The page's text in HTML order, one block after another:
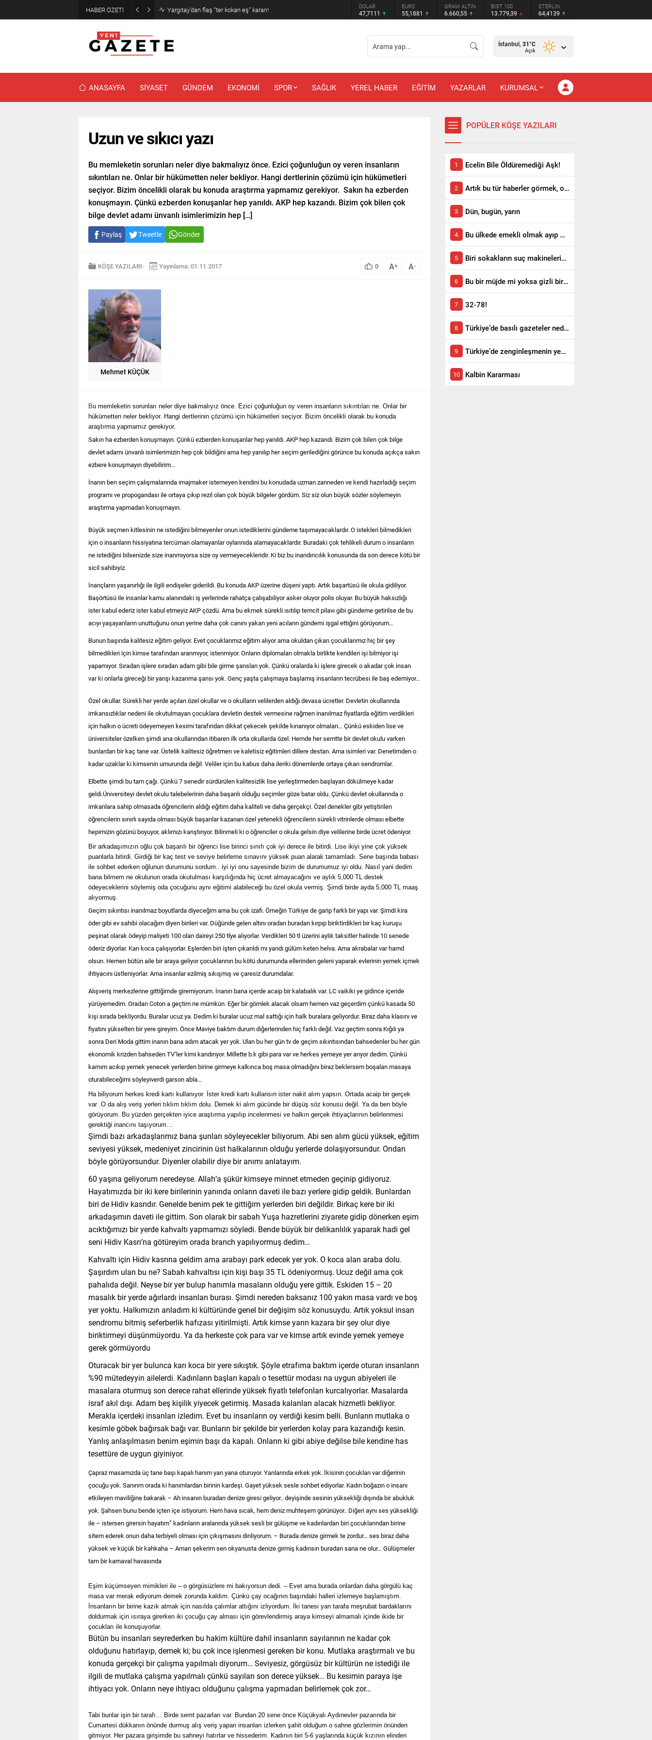
HABER ÖZETİ Narin cinayetinde amcadan olay mektup! DOLAR
47,7111
EURO
55,1881
GRAM ALTIN
6.660,55
BIST 100
13.779,39
STERLİN
64,4139
İstanbul, 31°C
Açık
ANASAYFA SİYASET GÜNDEM EKONOMİ SPOR SAĞLIK YEREL HABER EĞİTİM YAZARLAR KURUMSAL
Uzun ve sıkıcı yazı
Bu memleketin sorunları neler diye bakmalıyız önce. Ezici çoğunluğun oy veren insanların
sıkıntıları ne. Onlar bir hükümetten neler bekliyor. Hangi dertlerinin çözümü için hükümetleri
seçiyor. Bizim öncelikli olarak bu konuda araştırma yapmamız gerekiyor. Sakın ha ezberden
konuşmayın. Çünkü ezberden konuşanlar hep yanıldı. AKP hep kazandı. Bizim çok bilen çok
bilge devlet adamı ünvanlı isimlerimizin hep […]
Paylaş Tweetle Gönder
KÖŞE YAZILARI Yayınlama: 01.11.2017 0 A+ A-
Mehmet KÜÇÜK
Bu memleketin sorunları neler diye bakmalıyız önce. Ezici çoğunluğun oy veren insanların sıkıntıları ne. Onlar bir
hükümetten neler bekliyor. Hangi dertlerinin çözümü için hükümetleri seçiyor. Bizim öncelikli olarak bu konuda
araştırma yapmamız gerekiyor.
Sakın ha ezberden konuşmayın. Çünkü ezberden konuşanlar hep yanıldı. AKP hep kazandı. Bizim çok bilen çok bilge
devlet adamı ünvanlı isimlerimizin hep çok bildiğini ama hep yanılıp her seçim gerilediğini görünce bu konuda açıkça sakın
ezbere konuşmayın diyebilirim…
İnanın ben seçim çalışmalarında imajmaker istemeyen kendini bu konudada uzman zanneden ve kendi hazırladığı seçim
programı ve propogandası ile ortaya çıkıp rezil olan çok büyük bilgeler gördüm. Siz siz olun büyük sözler söylemeyin
araştırma yapmadan konuşmayın.
Büyük seçmen kitlesinin ne istediğini bilmeyenler onun istediklerini gündeme taşımayacaklardır. O istekleri bilmedikleri
için o insanların hissiyatına tercüman olamayanlar oylarınıda alamayacaklardır. Buradaki çok tehlikeli durum o insanların
ne istediğini bilsenizde size inanmıyorsa size oy vermeyecekleridir. Ki biz bu inandırıcılık konusunda da son derece kötü bir
sicil sahibiyiz.
İnançların yaşanırlığı ile ilgili endişeler giderildi. Bu konuda AKP üzerine düşeni yaptı. Artık başartüsü ile okula gidiliyor.
Başörtüsü ile insanlar kamu alanındaki iş yerlerinde rahatça çalışabiliyor asker oluyor polis oluyar. Bu büyük haksızlığı
ister kabul ederiz ister kabul etmeyiz AKP çözdü. Ama bu ekmek sürekli ısıtılıp temcit pilavı gibi gündeme getirilse de bu
acıyı yaşayanların unuttuğunu onun yerine daha çok canını yakan yeni acıların gündemi işgal ettiğini görüyorum…
Bunun başında kalitesiz eğitim geliyor. Evet çocuklarımız eğitim alıyor ama okuldan çıkan çocuklarımız hiç bir şey
bilmedikleri için kimse tarafından aranmıyor, istenmiyor. Onların diplomaları olmakla birlikte kendileri işi bilmiyor işi
yapamıyor. Sıradan işlere sıradan adam gibi bile girme şansları yok. Çünkü oralarda ki işlere girecek o akadar çok insan
var ki onlarla gireceği bir yarışı kazanma şansı yok. Genç yaşta çalışmaya başlamış insanların tecrübesi ile baş edemiyor…
Özel okullar. Sürekli her yerde açılan özel okullar ve o okulların velilerden aldığı devasa ücretler. Devletin okullarında
imkansızlıklar nedeni ile okutulmayan çocuklara devletin destek vermesine rağmen inanılmaz fiyatlarda eğitim verdikleri
için halkın o ücreti ödeyemeyen kesimi tarafından dikkat çekecek şekilde kınanıyor olmaları… Çünkü eskiden lise ve
üniversiteler özelken şimdi ana okullarından itibaren ilk orta okullarda özel. Hemde her semtte bir devlet okulu varken
bunlardan bir kaç tane var. Üstelik kalitesiz öğretmen ve kaletisiz eğitimleri dillere destan. Ama isimleri var. Denetimden o
kadar uzaklar ki kimsenin umurunda değil. Veliler için bu kabus daha ileriki dönemlerde ortaya çıkan sendromlar.
Elbette şimdi bu tam çağı. Çünkü 7 senedir sürdürülen kalitesizlik lise yerleştirmeden başlayan dökülmeye kadar
geldi.Üniversiteyi devlet okulu talebelerinin daha başarılı olduğu seçimler göze batar oldu. Çünkü devlet okullarında o
imkanlara sahip olmasada öğrencilerin aldığı eğitim daha kaliteli ve daha gerçekçi. Özel denekler gibi yetiştirilen
öğrencilerin sınırlı sayıda olması büyük başarılar kazanan özel yetenekli öğrencilerin sürekli vitrinlerde olması elbette
hepimizin gözünü boyuyor, aklımızı karıştırıyor. Bilinmeli ki o öğrenciler o okula gelsin diye velilerine birde ücret ödeniyor.
Bir arkadaşımızın oğlu çok başarılı bir öğrenci lise birinci sınıfı çok iyi derece ile bitirdi. Lise ikiyi yine çok yüksek
puanlarla bitirdi. Girdiği bir kaç test ve seviye belirleme sınavını yüksek puan alarak tamamladı. Sene başında babası
ile sohbet ederken oğlunun durumunu sordum.. iyi iyi onu sayesinde bizim de durumumuz iyi oldu. Nasıl yani dedim
bana bilmem ne okulunun orada okutulması karşılığında hiç ücret almayacağını ve aylık 5,000 TL destek
ödeyeceklerini söylemiş oda çocuğunu aynı eğitimi alabileceği bu özel okula vermiş. Şimdi birde ayda 5,000 TL maaş
alıyormuş.
Geçim sıkıntısı inanılmaz boyutlarda diyeceğim ama bu çok izafi. Örneğin Türkiye de garip farklı bir yapı var. Şimdi kira
öder gibi ev sahibi olacağım diyen birileri var. Düğünde gelen altını oradan buradan kırpıp biriktirdikleri bir kaç kuruşu
peşinat olarak ödeyip maliyeti 100 olan daireyi 250 tlye alıyorlar. Verdikleri 50 tl üzerini aylık taksitler halinde 10 senede
öderiz diyorlar. Karı koca çalışıyorlar. Eşlerden biri işten çıkarıldı mı yandı gülüm keten helva. Ama akrabalar var hamd
olsun. Hemen bütün aile bir araya geliyor çocuklarının bu kötü durumunda ellerinden geleni yaparak evlerinin yemek içmek
ihtiyacını üstleniyorlar. Ama insanlar ezilmiş sıkışmış ve çaresiz durumdalar.
Alışveriş merkezlerine gittiğimde giremiyorum. İnanın bana içerde acaip bir kalabalık var. LC vaikiki ye gidince içeride
yürüyemedim. Oradan Coton a geçtim ne mümkün. Eğer bir gömlek alacak olsam hemen vaz geçerdim çünkü kasada 50
kişi sırada bekliyordu. Buralar ucuz ya. Dedim ki buralar ucuz mal sattığı için halk buralara geliyordur. Biraz daha klasını ve
fiyatını yükselten bir yere gireyim. Önce Maviye baktım durum diğerlerinden hiç farklı değil. Vaz geçtim sonra Kığılı ya
sonra Deri Moda gittim inanın bana adım atacak yer yok. Ulan bu her gün tv de geçim sıkıntısından bahsedenler bu her gün
ekonomik krizden bahseden TV’ler kimi kandırıyor. Millette b.k gibi para var ve herkes yemeye yer arıyor dedim. Çünkü
karnım acıkıp yemek yenecek yerlerden birine girmeye kalkınca boş masa olmadığını biraz beklersem boşalan masaya
oturabileceğimi söyleyiverdi garson abla…
Ha biliyorum herkes kredi kartı kullanıyor. İster kredi kartı kullansın ister nakit alım yapsın. Ortada acaip bir gerçek
var .O da alış veriş yerleri tıklım tıklım dolu. Demek ki alım gücünde bir düşüş söz konusu değil. Ya da ben böyle
görüyorum. Bu yüzden gerçekten iyice araştırma yapılıp incelenmesi ve halkın gerçek ihtiyaçlarının belirlenmesi
gerektiği inancını taşıyorum…
Şimdi bazı arkadaşlarımız bana şunları söyleyecekler biliyorum. Abi sen alım gücü yüksek, eğitim
seviyesi yüksek, medeniyet zincirinin üst halkalarının olduğu yerlerde dolaşıyorsundur. Ondan
böyle görüyorsundur. Diyenler olabilir diye bir anımı anlatayım.
60 yaşına geliyorum neredeyse. Allah’a şükür kimseye minnet etmeden geçinip gidiyoruz.
Hayatımızda bir iki kere birilerinin yanında onların daveti ile bazı yerlere gidip geldik. Bunlardan
biri de Hidiv kasrıdır. Genelde benim pek te gittiğim yerlerden biri değildir. Birkaç kere bir iki
arkadaşımın daveti ile gittim. Son olarak bir sabah Yuşa hazretlerini ziyarete gidip dönerken eşim
acıktığımızı bir yerde kahvaltı yapmamızı söyledi. Bende büyük bir delikanlılık yaparak hadi gel
seni Hidiv Kasrı’na götüreyim orada branch yapılıyormuş dedim…
Kahvaltı için Hidiv kasrına geldim ama arabayı park edecek yer yok. O koca alan araba dolu.
Şaşırdım ulan bu ne? Sabah kahvaltısı için kişi başı 35 TL ödeniyormuş. Ucuz değil ama çok
pahalıda değil. Neyse bir yer bulup hanımla masaların olduğu yere gittik. Eskiden 15 – 20
masalık bir yerde ağırlardı insanları burası. Şimdi nereden baksanız 100 yakın masa vardı ve boş
yer yoktu. Halkımızın anladım ki kültüründe genel bir değişim söz konusuydu. Artık yoksul insan
sendromu bitmiş seferberlik hafızası yitirilmişti. Artık kimse yarın kazara bir şey olur diye
biriktirmeyi düşünmüyordu. Ya da herkeste çok para var ve kimse artık evinde yemek yemeye
gerek görmüyordu
Oturacak bir yer bulunca karı koca bir yere sıkıştık. Şöyle etrafıma baktım içerde oturan insanların
%90 mütedeyyin ailelerdi. Kadınların başları kapalı o tesettür modası na uygun abiyeleri ile
masalara oturmuş son derece rahat ellerinde yüksek fiyatlı telefonları kurcalıyorlar. Masalarda
israf akıl dışı. Adam beş kişilik yiyecek getirmiş. Masada kalanları alacak hizmetli bekliyor.
Merakla içerdeki insanları izledim. Evet bu insanların oy verdiği kesim belli. Bunların mutlaka o
kesimle göbek bağırsak bağı var. Bunların bir şekilde bir yerlerden kolay para kazandığı kesin.
Yanlış anlaşılmasın benim eşimin başı da kapalı. Onların ki gibi abiye değilse bile kendine has
tesettüre de uygun giyiniyor.
Çapraz masamızda üç tane başı kapalı hanım yan yana oturuyor. Yanlarında erkek yok. İkisinin çocukları var diğerinin
çocuğu yok. Sanırım orada ki hanımlardan birinin kardeşi. Gayet yüksek sesle sohbet ediyorlar. Kadın boğazın o insanı
etkileyen maviliğine bakarak – Ah insanın buradan denize giresi geliyor.. deyişinde sesinin yüksekliği dışında bir abukluk
yok. Şahsen bunu bende içten içe istiyorum. Hem hava sıcak, hem deniz muhteşem görünüyor.. Diğeri aynı ses yüksekliği
ile – istersen girersin hayatım” kadınların aralarında yüksek sesli bir gülüşme ve kadınlardan biri çocuklarından birine
sitem ederek onun daha terbiyeli olması için çıkışmasını dinliyorum. – Burada denize girmek te zordur… ses biraz daha
yüksek ve küçük bir kahkaha – Aman şekerim sen okyanusta denize girmiş kadınsın buradan sana ne olur… Gülüşmeler
tam bir karnaval havasında
Eşim küçümseyen mimikleri ile – o görgüsüzlere mi bakıyorsun dedi. – Evet ama burada onlardan daha görgülü kaç
masa var merak ediyorum demek zorunda kaldım. Çünkü çay ocağının başındaki halleri izlemeye başlamıştım.
İnsanların bir birine kazık atmak için nasılda çalımlar attığını izliyordum. İki tanesi yan tarafa meşrubat bardaklarını
doldurmak için ısıraya girerken iki çocuğu çay alması için görevlendirmiş araya kimseyi almamalı içinde ikide bir
çocukları ile konuşuyorlar.
Bütün bu insanları seyrederken bu hakim kültüre dahil insanların sayılarının ne kadar çok
olduğunu hatırlayıp, demek ki; bu çok ince işlenmesi gereken bir konu. Mutlaka araştırmalı ve bu
konuda gerçekçi bir çalışma yapılmalı diyorum… Seviyesiz, görgüsüz bir kültürün ne istediği ile
ilgili de mutlaka çalışma yapılmalı çünkü sayıları son derece yüksek… Bu kesimin paraya işe
ihtiyacı yok. Onların neye ihtiyacı olduğunu çalışma yapmadan belirlemek çok zor…
Tabi bunlar işin bir tarafı… Birde semt pazarları var. Bundan 20 sene önce Küçükyalı Aydınevler pazarında bir
Cumartesi dükkanın önünde durmuş alış veriş yapan insanları izlerken şahit olduğum o sahne gözlerimin önünden
gitmiyor. Her pazara girişimde bu sahneyi hatırlar ve hissederim. Kadının biri 5-6 yaşlarında küçük kızının elinden
POPÜLER KÖŞE YAZILARI
Ecelin Bile Öldüremediği Aşk!
Artık bu tür haberler görmek, okumak istemiyoruz!
Dün, bugün, yarın
Bu ülkede emekli olmak ayıp mı?
Biri sokakların suç makinelerini durdursun!
Bu bir müjde mi yoksa gizli bir itiraf mı?
32-78!
Türkiye’de basılı gazeteler neden satmıyor?
Türkiye’de zenginleşmenin yeni yolu!
Kalbin Kararması